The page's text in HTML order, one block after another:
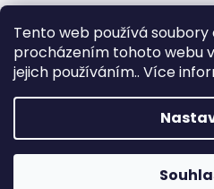
Tento web používá soubory
procházením tohoto webu
jejich používáním.. VíceVytvořil
Podle zákona o evidenci tržeb
kupujícímu účtenku. Zároveň
tržbu u správce daně online; v
pak nejpozději